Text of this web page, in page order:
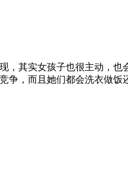
，其实女孩子也很主动，也
争，而且她们都会洗衣做饭